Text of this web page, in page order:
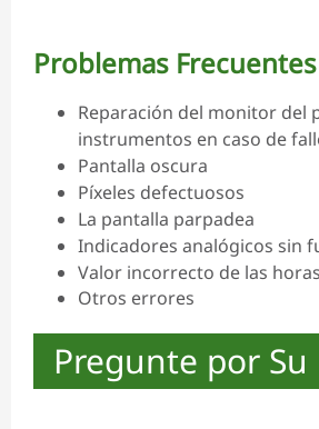
Problemas Frecuentes
Reparación del monitor del
instrumentos en caso de
Pantalla oscura
Píxeles defectuosos
La pantalla parpadea
Indicadores analógicos sin
Valor incorrecto de las
Otros errores
Pregunte por